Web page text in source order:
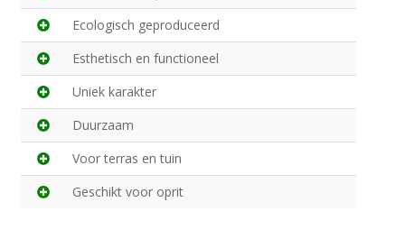
Ecologisch geproduceerd
Esthetisch en functioneel
Uniek karakter
Duurzaam
Voor terras en tuin
Geschikt voor oprit